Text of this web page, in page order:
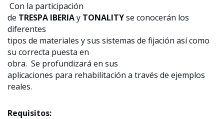
Con la participación
de TRESPA IBERIAy TONALITYse conocerán los
diferentes
tipos de materiales y sus sistemas de fijación así como
su correcta puesta en
obra. Se profundizará en sus
aplicaciones para rehabilitación a través de ejemplos
reales.
Requisitos: